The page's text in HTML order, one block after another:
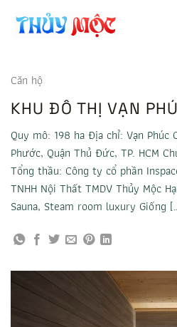
Căn hộ
KHU ĐÔ THỊ VẠN
Quy mô: 198 ha Địa chỉ: Vạn Phúc
Phước, Quận Thủ Đức, TP. HCM
Tổng thầu: Công ty cổ phần
TNHH Nội Thất TMDV Thủy Mộc
Sauna, Steam room luxury Giống